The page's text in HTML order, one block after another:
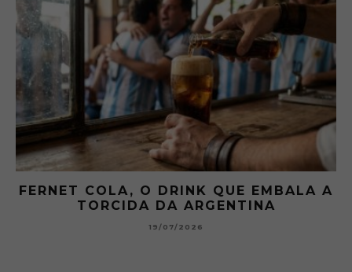
FERNET COLA, O DRINK QUE EMBALA A
TORCIDA DA ARGENTINA
19/07/2026